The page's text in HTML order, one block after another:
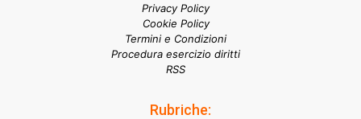
Privacy Policy
Cookie Policy
Termini e Condizioni
Procedura esercizio diritti
RSS
Rubriche: